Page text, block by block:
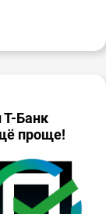
Т-Банк
проще!